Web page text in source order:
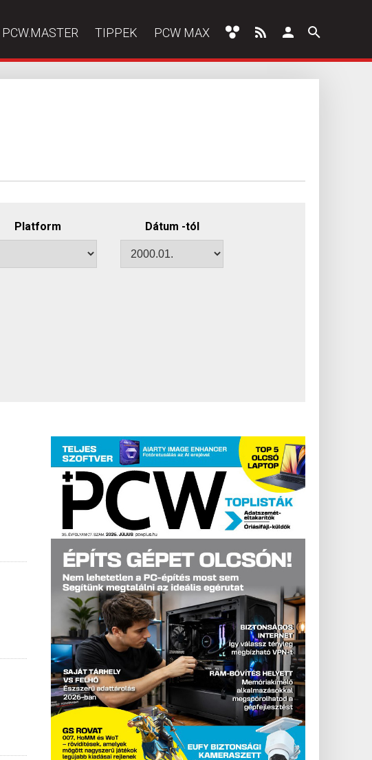
PCW.MASTER TIPPEK PCW MAX
Platform Dátum -tól